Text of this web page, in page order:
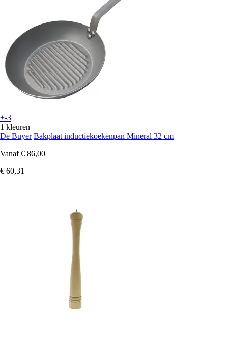
+-3
1 kleuren
De Buyer Bakplaat inductiekoekenpan Mineral 32 cm
Vanaf € 86,00
€ 60,31